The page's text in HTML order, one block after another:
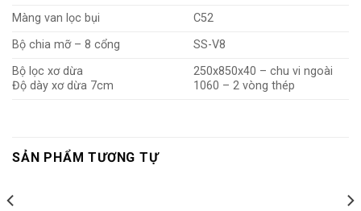
Màng van lọc bụi
C52
Bộ chia mỡ – 8 cổng
SS-V8
Bộ lọc xơ dừa
Độ dày xơ dừa 7cm
250x850x40 – chu vi ngoài
1060 – 2 vòng thép
SẢN PHẨM TƯƠNG TỰ